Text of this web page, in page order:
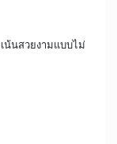
น้นสวยงามแบบไม่